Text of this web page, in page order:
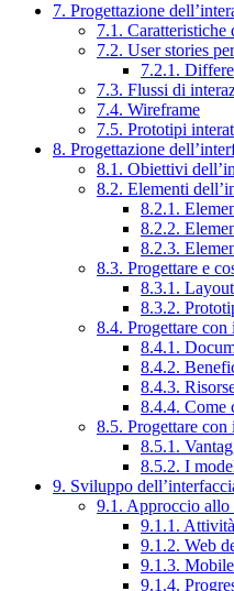
7. Progettazione
7.1. Caratteristiche
7.2. User stories
7.2.1.
7.3. Flussi di
7.4. Wireframe
7.5. Prototipi
8. Progettazione
8.1. Obiettivi
8.2. Elementi
8.2.1.
8.2.2.
8.2.3.
8.3. Progettare e
8.3.1.
8.3.2.
8.4. Progettare con
8.4.1.
8.4.2.
8.4.3.
8.4.4. Come
8.5. Progettare
8.5.1.
8.5.2. I
9. Sviluppo
9.1. Approccio allo
9.1.1.
9.1.2. Web
9.1.3.
9.1.4.